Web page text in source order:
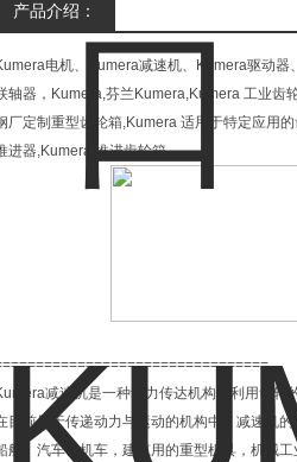
产品介绍：
电机、Kumera减速机、Kumera驱动
轴器，Kumera,芬兰Kumera,Kumera 工业齿
厂定制重型齿轮箱,Kumera 适用于特定应用
进器,Kumera 推进齿轮箱
减速机是一种动力传达机构，利用齿轮
目前用于传递动力与运动的机构中，减速机
舶、汽车、机车，建筑用的重型机具，机械